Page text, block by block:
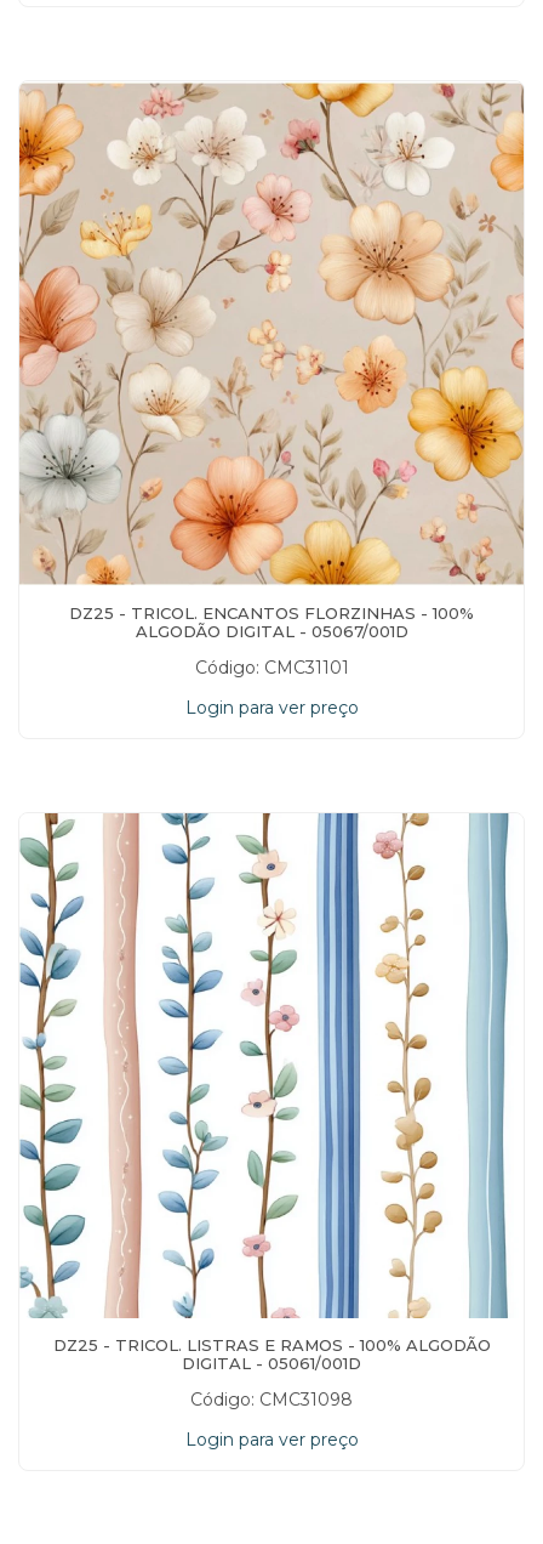
DZ25 - TRICOL. ENCANTOS FLORZINHAS - 100%
ALGODÃO DIGITAL - 05067/001D
Código: CMC31101
Login para ver preço
DZ25 - TRICOL. LISTRAS E RAMOS - 100% ALGODÃO
DIGITAL - 05061/001D
Código: CMC31098
Login para ver preço